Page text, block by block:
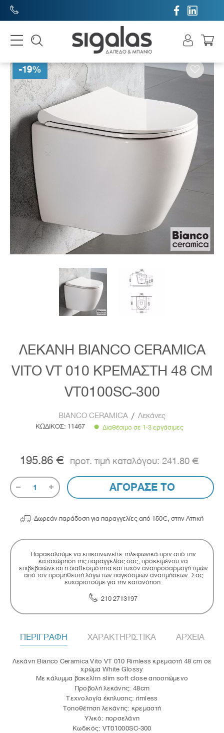
 
-19%
ΛΕΚΑΝΗ BIANCO CERAMICA
VITO VT 010 ΚΡΕΜΑΣΤΗ 48 CM
VT0100SC-300
BIANCO CERAMICA / Λεκάνες
ΚΩΔΙΚΟΣ: 11467 Διαθέσιμο σε 1-3 εργάσιμες
195.86 € 241.80 €
1 ΑΓΟΡΑΣΕ ΤΟ
 Δωρεάν παράδοση για παραγγελίες από 150€, στην Αττική
Παρακαλούμε να επικοινωνείτε τηλεφωνικά πριν από την
καταχώρηση της παραγγελίας σας, προκειμένου να
επιβεβαιώνεται η διαθεσιμότητα και τυχόν αναπροσαρμογή τιμών
από τον προμηθευτή λόγω των παγκόσμιων ανατιμήσεων. Σας
ευχαριστούμε για την κατανόηση.
210 2713197
ΠΕΡΙΓΡΑΦΗ ΧΑΡΑΚΤΗΡΙΣΤΙΚΑ ΑΡΧΕΙΑ
Λεκάνη Bianco Ceramica Vito VT 010 Rimless κρεμαστή 48 cm σε
χρώμα White Glossy
Με κάλυμμα βακελίτη slim soft close αποσπώμενο
Προβολή λεκάνης: 48cm
Τεχνολογία έκπλυσης: rimless
Τοποθέτηση λεκάνης: κρεμαστή
Υλικό: πορσελάνη
Κωδικός: VT01000SC-300